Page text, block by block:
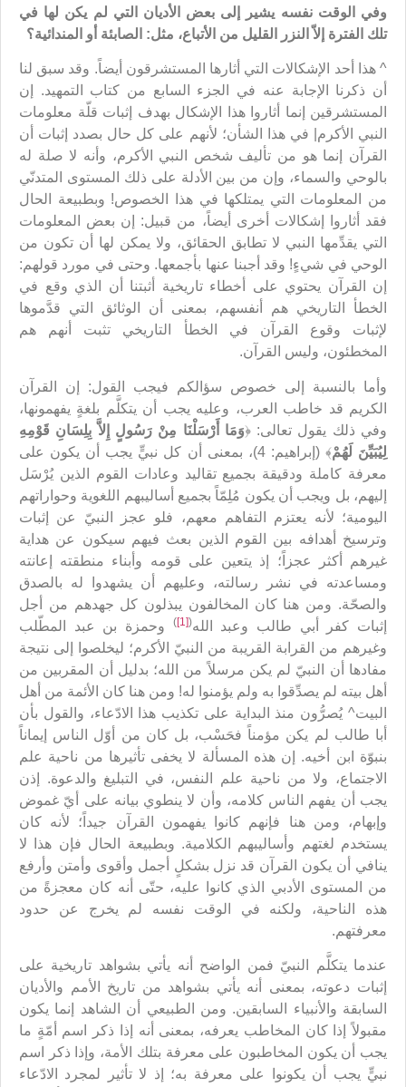
وفي الوقت نفسه يشير إلى بعض الأديان التي لم يكن لها في
تلك الفترة إلاّ النزر القليل من الأتباع، مثل: الصابئة أو المندائية؟
^ هذا أحد الإشكالات التي أثارها المستشرقون أيضاً. وقد سبق لنا
أن ذكرنا الإجابة عنه في الجزء السابع من كتاب التمهيد. إن
المستشرقين إنما أثاروا هذا الإشكال بهدف إثبات قلّة معلومات
النبي الأكرم| في هذا الشأن؛ لأنهم على كل حال بصدد إثبات أن
القرآن إنما هو من تأليف شخص النبي الأكرم، وأنه لا صلة له
بالوحي والسماء، وإن من بين الأدلة على ذلك المستوى المتدنّي
من المعلومات التي يمتلكها في هذا الخصوص! وبطبيعة الحال
فقد أثاروا إشكالات أخرى أيضاً، من قبيل: إن بعض المعلومات
التي يقدِّمها النبي لا تطابق الحقائق، ولا يمكن لها أن تكون من
الوحي في شيءٍ! وقد أجبنا عنها بأجمعها. وحتى في مورد قولهم:
إن القرآن يحتوي على أخطاء تاريخية أثبتنا أن الذي وقع في
الخطأ التاريخي هم أنفسهم، بمعنى أن الوثائق التي قدَّموها
لإثبات وقوع القرآن في الخطأ التاريخي تثبت أنهم هم
المخطئون، وليس القرآن.
وأما بالنسبة إلى خصوص سؤالكم فيجب القول: إن القرآن
الكريم قد خاطب العرب، وعليه يجب أن يتكلَّم بلغةٍ يفهمونها،
وفي ذلك يقول تعالى: ﴿وَمَا أَرْسَلْنَا مِنْ رَسُولٍ إِلاَّ بِلِسَانِ قَوْمِهِ
لِيُبَيِّنَ لَهُمْ
﴾ (إبراهيم: 4)، بمعنى أن كل نبيٍّ يجب أن يكون على
معرفة كاملة ودقيقة بجميع تقاليد وعادات القوم الذين يُرْسَل
إليهم، بل ويجب أن يكون مُلِمّاً بجميع أساليبهم اللغوية وحواراتهم
اليومية؛ لأنه يعتزم التفاهم معهم، فلو عجز النبيّ عن إثبات
وترسيخ أهدافه بين القوم الذين بعث فيهم سيكون عن هداية
غيرهم أكثر عجزاً؛ إذ يتعين على قومه وأبناء منطقته إعانته
ومساعدته في نشر رسالته، وعليهم أن يشهدوا له بالصدق
والصحّة. ومن هنا كان المخالفون يبذلون كل جهدهم من أجل
إثبات كفر أبي طالب وعبد الله(
[1]
)
وحمزة بن عبد المطّلب
وغيرهم من القرابة القريبة من النبيّ الأكرم؛ ليخلصوا إلى نتيجة
مفادها أن النبيّ لم يكن مرسلاً من الله؛ بدليل أن المقربين من
أهل بيته لم يصدِّقوا به ولم يؤمنوا له! ومن هنا كان الأئمة من أهل
البيت^ يُصرُّون منذ البداية على تكذيب هذا الادّعاء، والقول بأن
أبا طالب لم يكن مؤمناً فحَسْب، بل كان من أوّل الناس إيماناً
بنبوّة ابن أخيه. إن هذه المسألة لا يخفى تأثيرها من ناحية علم
الاجتماع، ولا من ناحية علم النفس، في التبليغ والدعوة. إذن
يجب أن يفهم الناس كلامه، وأن لا ينطوي بيانه على أيّ غموض
وإبهام، ومن هنا فإنهم كانوا يفهمون القرآن جيداً؛ لأنه كان
يستخدم لغتهم وأساليبهم الكلامية. وبطبيعة الحال فإن هذا لا
ينافي أن يكون القرآن قد نزل بشكلٍ أجمل وأقوى وأمتن وأرفع
من المستوى الأدبي الذي كانوا عليه، حتّى أنه كان معجزةً من
هذه الناحية، ولكنه في الوقت نفسه لم يخرج عن حدود
معرفتهم.
عندما يتكلَّم النبيّ فمن الواضح أنه يأتي بشواهد تاريخية على
إثبات دعوته، بمعنى أنه يأتي بشواهد من تاريخ الأمم والأديان
السابقة والأنبياء السابقين. ومن الطبيعي أن الشاهد إنما يكون
مقبولاً إذا كان المخاطب يعرفه، بمعنى أنه إذا ذكر اسم أمّةٍ ما
يجب أن يكون المخاطبون على معرفة بتلك الأمة، وإذا ذكر اسم
نبيٍّ يجب أن يكونوا على معرفة به؛ إذ لا تأثير لمجرد الادّعاء